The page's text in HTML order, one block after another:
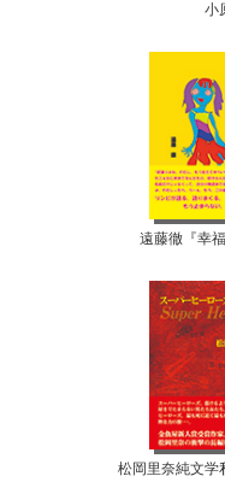
小
遠藤徹『幸
松岡里奈純文学